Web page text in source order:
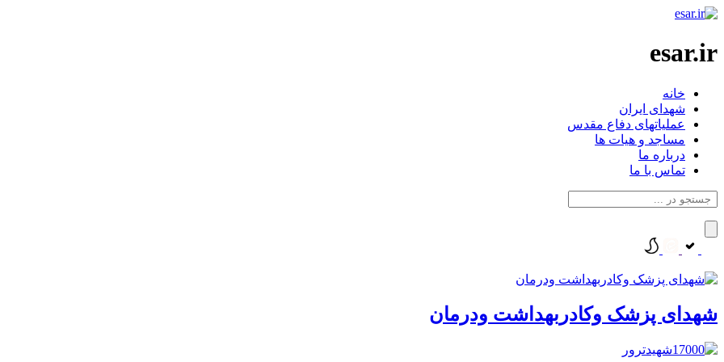
esar.ir
خانه
شهدای ایران
عملیاتهای دفاع مقدس
مساجد و هیات ها
درباره ما
تماس با ما
شهدای پزشک وکادربهداشت ودرمان